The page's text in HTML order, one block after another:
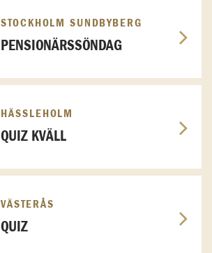
STOCKHOLM SUNDBYBERG
PENSIONÄRSSÖNDAG
HÄSSLEHOLM
QUIZ KVÄLL
VÄSTERÅS
QUIZ